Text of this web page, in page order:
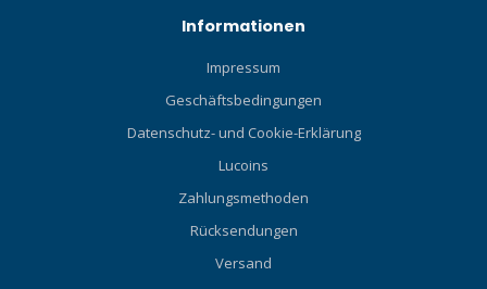
Informationen
Impressum
Geschäftsbedingungen
Datenschutz- und Cookie-Erklärung
Lucoins
Zahlungsmethoden
Rücksendungen
Versand